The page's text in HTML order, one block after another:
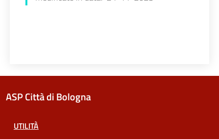
ASP Città di Bologna
UTILITÀ